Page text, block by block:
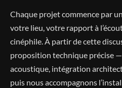
Chaque projet commence par
votre lieu, votre rapport à
cinéphile. À partir de cette
proposition technique précise
acoustique, intégration
puis nous accompagnons